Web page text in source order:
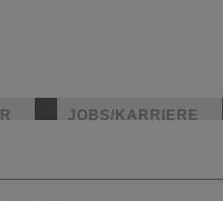
JOBS/KARRIERE